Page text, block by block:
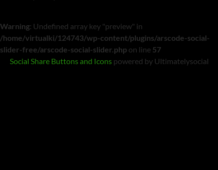
Warning: Undefined array key "preview" in
/home/virtualki/124743/wp-content/plugins/arscode-social-
slider-free/arscode-social-slider.php on line 57
Social Share Buttons and Iconspowered by Ultimatelysocial